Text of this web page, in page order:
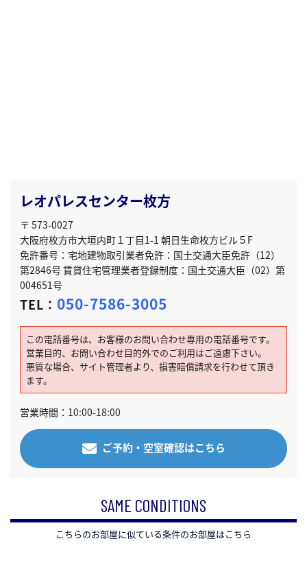
レオパレスセンター枚方
〒 573-0027
大阪府枚方市大垣内町１丁目1-1 朝日生命枚方ビル５F
免許番号：宅地建物取引業者免許：国土交通大臣免許（12）
第2846号 賃貸住宅管理業者登録制度：国土交通大臣（02）第
004651号
TEL： 050-7586-3005
この電話番号は、お客様のお問い合わせ専用の電話番号です。
営業目的、お問い合わせ目的外でのご利用はご遠慮下さい。
悪質な場合、サイト管理者より、損害賠償請求を行わせて頂き
ます。
営業時間：10:00-18:00
ご予約・空室確認はこちら
SAME CONDITIONS
こちらのお部屋に似ている条件のお部屋はこちら